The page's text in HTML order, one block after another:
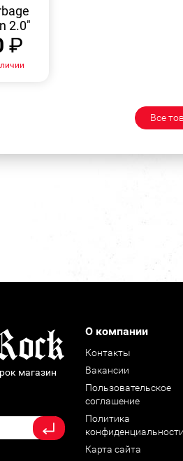
2.0"
₽
Все
магазин
О компании
Контакты
Вакансии
Пользовательское
соглашение
Политика
конфиденциальности
Карта сайта